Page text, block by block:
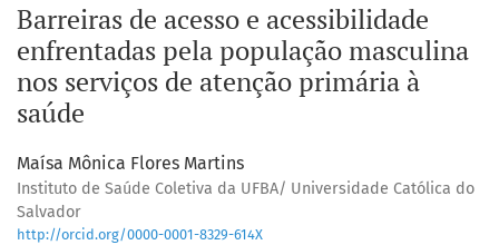
Barreiras de acesso e acessibilidade
enfrentadas pela população masculina
nos serviços de atenção primária à
saúde
Maísa Mônica Flores Martins
Instituto de Saúde Coletiva da UFBA/ Universidade Católica do
Salvador
http://orcid.org/0000-0001-8329-614X